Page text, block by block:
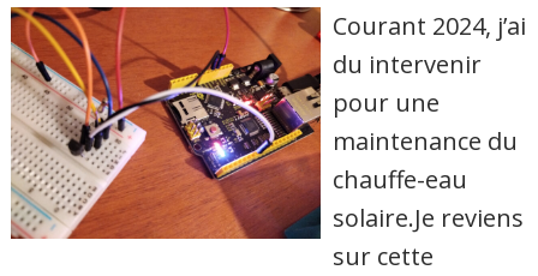
Courant 2024, j’ai
du intervenir
pour une
maintenance du
chauffe-eau
solaire.Je reviens
sur cette